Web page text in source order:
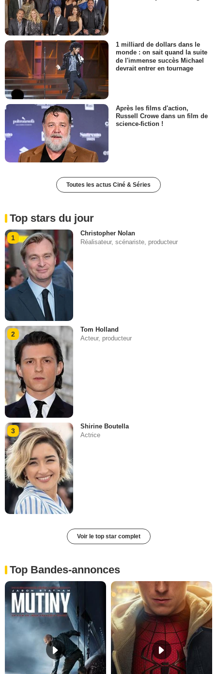
1 milliard de dollars dans le
monde : on sait quand la suite
de l'immense succès Michael
devrait entrer en tournage
Après les films d'action,
Russell Crowe dans un film de
science-fiction !
Toutes les actus Ciné & Séries
Top stars du jour
1
Christopher Nolan
Réalisateur, scénariste, producteur
2
Tom Holland
Acteur, producteur
3
Shirine Boutella
Actrice
Voir le top star complet
Top Bandes-annonces